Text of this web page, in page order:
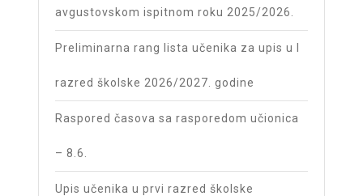
avgustovskom ispitnom roku 2025/2026.
Preliminarna rang lista učenika za upis u I
razred školske 2026/2027. godine
Raspored časova sa rasporedom učionica
– 8.6.
Upis učenika u prvi razred školske